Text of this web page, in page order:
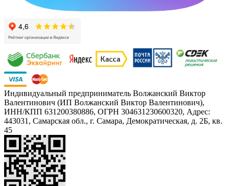
Индивидуальный предприниматель Волжанский Виктор
Валентинович (ИП Волжанский Виктор Валентинович),
ИНН/КПП 631200380886, ОГРН 304631230600320, Адрес:
443031, Самарская обл., г. Самара, Демократическая, д. 2Б, кв.
45